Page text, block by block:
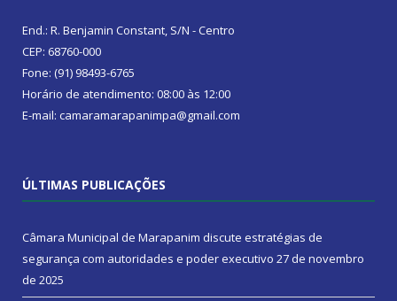
End.: R. Benjamin Constant, S/N - Centro
CEP: 68760-000
Fone: (91) 98493-6765
Horário de atendimento: 08:00 às 12:00
E-mail: camaramarapanimpa@gmail.com
ÚLTIMAS PUBLICAÇÕES
Câmara Municipal de Marapanim discute estratégias de
segurança com autoridades e poder executivo 27 de novembro
de 2025